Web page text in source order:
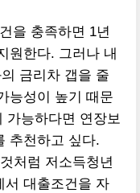
을 충족하면 1년
원한다. 그러나 내
금리차 갭을 줄
능성이 높기 때문
가능하다면 연장보
추천하고 싶다.
처럼 저소득청년
서 대출조건을 자